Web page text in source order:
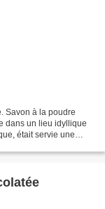
dans un lieu idyllique
était servie une